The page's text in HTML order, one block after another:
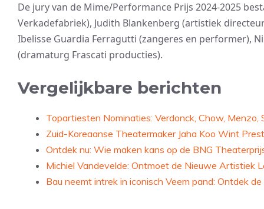
De jury van de Mime/Performance Prijs 2024-2025
Verkadefabriek), Judith Blankenberg (artistiek
Ibelisse Guardia Ferragutti (zangeres en performer),
(dramaturg Frascati producties).
Vergelijkbare berichten
Topartiesten Nominaties: Verdonck, Chow,
Zuid-Koreaanse Theatermaker Jaha Koo Wint
Ontdek nu: Wie maken kans op de BNG
Michiel Vandevelde: Ontmoet de Nieuwe Artistiek
Bau neemt intrek in iconisch Veem pand: Ontdek